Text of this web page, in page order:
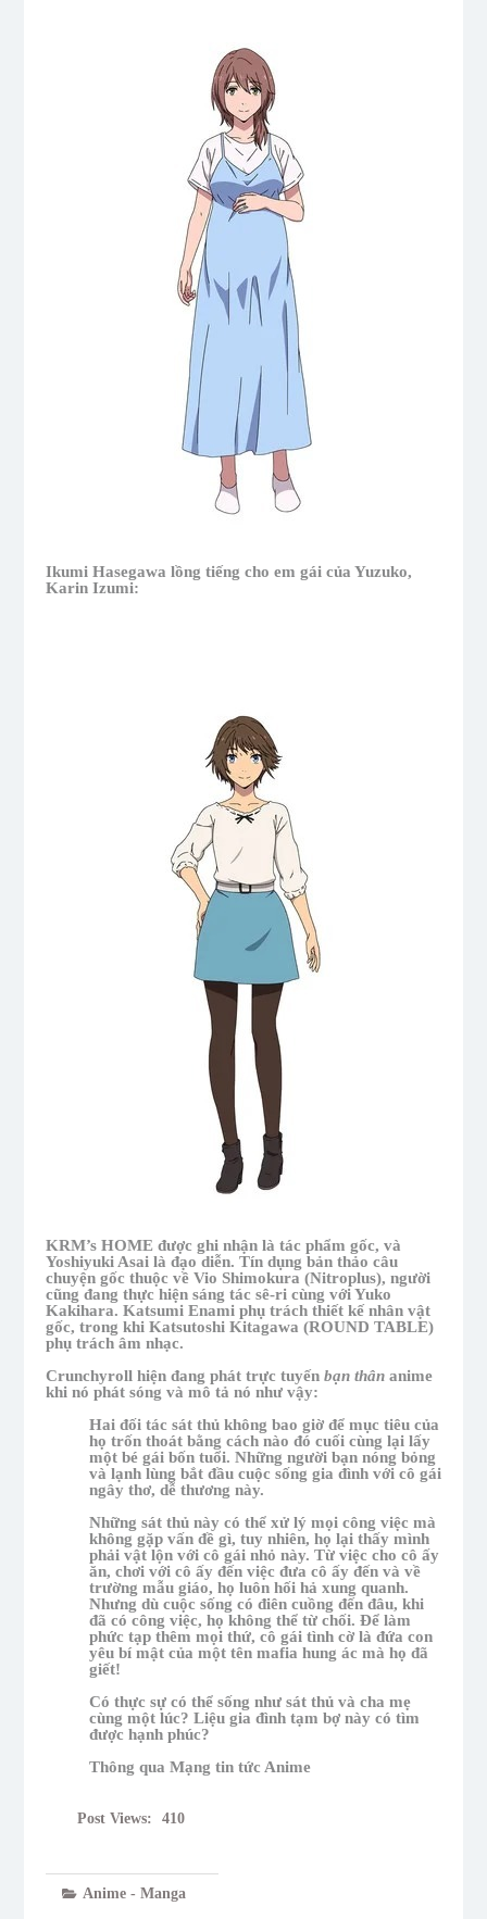
Ikumi Hasegawa lồng tiếng cho em gái của Yuzuko,
Karin Izumi:
KRM’s HOME được ghi nhận là tác phẩm gốc, và
Yoshiyuki Asai là đạo diễn. Tín dụng bản thảo câu
chuyện gốc thuộc về Vio Shimokura (Nitroplus), người
cũng đang thực hiện sáng tác sê-ri cùng với Yuko
Kakihara. Katsumi Enami phụ trách thiết kế nhân vật
gốc, trong khi Katsutoshi Kitagawa (ROUND TABLE)
phụ trách âm nhạc.
Crunchyroll hiện đang phát trực tuyến bạn thân anime
khi nó phát sóng và mô tả nó như vậy:
Hai đối tác sát thủ không bao giờ để mục tiêu của
họ trốn thoát bằng cách nào đó cuối cùng lại lấy
một bé gái bốn tuổi. Những người bạn nóng bỏng
và lạnh lùng bắt đầu cuộc sống gia đình với cô gái
ngây thơ, dễ thương này.
Những sát thủ này có thể xử lý mọi công việc mà
không gặp vấn đề gì, tuy nhiên, họ lại thấy mình
phải vật lộn với cô gái nhỏ này. Từ việc cho cô ấy
ăn, chơi với cô ấy đến việc đưa cô ấy đến và về
trường mẫu giáo, họ luôn hối hả xung quanh.
Nhưng dù cuộc sống có điên cuồng đến đâu, khi
đã có công việc, họ không thể từ chối. Để làm
phức tạp thêm mọi thứ, cô gái tình cờ là đứa con
yêu bí mật của một tên mafia hung ác mà họ đã
giết!
Có thực sự có thể sống như sát thủ và cha mẹ
cùng một lúc? Liệu gia đình tạm bợ này có tìm
được hạnh phúc?
Thông qua Mạng tin tức Anime
Post Views: 410
Anime - Manga